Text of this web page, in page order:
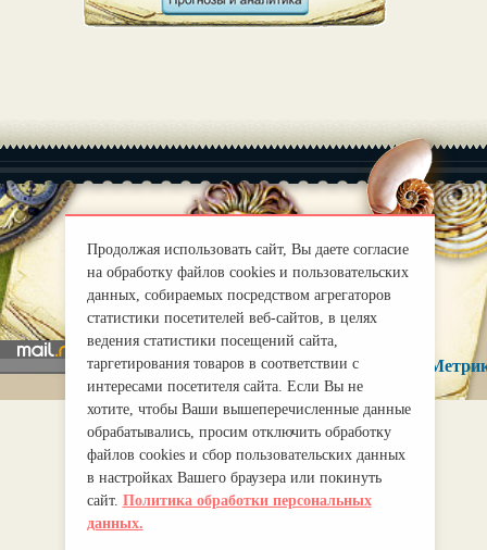
О нас |
Правила
mirprognoz@mail.ru
Продолжая использовать сайт, Вы даете согласие
на обработку файлов cookies и пользовательских
данных, собираемых посредством агрегаторов
статистики посетителей веб-сайтов, в целях
ведения статистики посещений сайта,
таргетирования товаров в соответствии с
интересами посетителя сайта. Если Вы не
хотите, чтобы Ваши вышеперечисленные данные
обрабатывались, просим отключить обработку
файлов cookies и сбор пользовательских данных
в настройках Вашего браузера или покинуть
сайт. Политика обработки персональных
данных.